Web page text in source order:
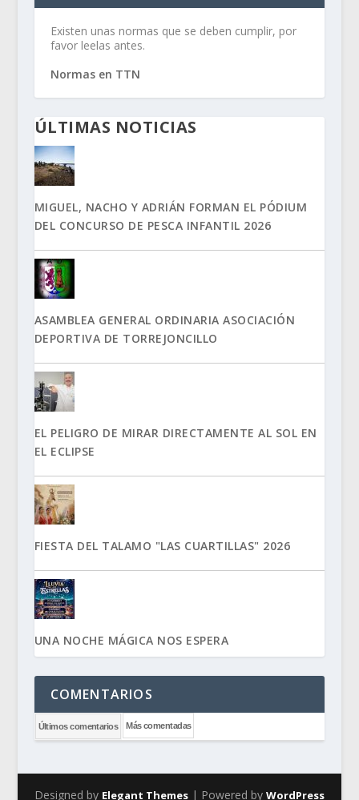
Existen unas normas que se deben cumplir, por
favor leelas antes.
Normas en TTN
ÚLTIMAS NOTICIAS
MIGUEL, NACHO Y ADRIÁN FORMAN EL PÓDIUM
DEL CONCURSO DE PESCA INFANTIL 2026
ASAMBLEA GENERAL ORDINARIA ASOCIACIÓN
DEPORTIVA DE TORREJONCILLO
EL PELIGRO DE MIRAR DIRECTAMENTE AL SOL EN
EL ECLIPSE
FIESTA DEL TALAMO "LAS CUARTILLAS" 2026
UNA NOCHE MÁGICA NOS ESPERA
COMENTARIOS
Últimos comentarios Más comentadas
Designed by Elegant Themes| Powered by WordPress